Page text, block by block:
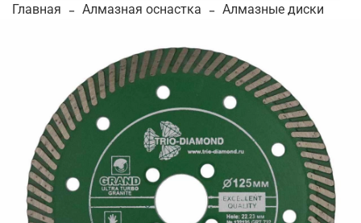
Главная Алмазная оснастка Алмазные диски